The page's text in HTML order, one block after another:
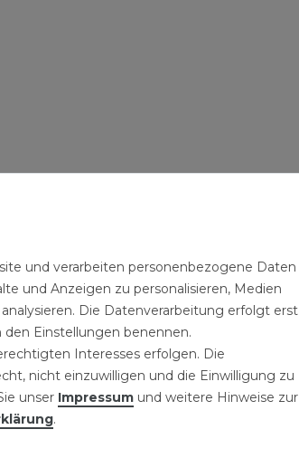
und verarbeiten personenbezogene Daten
und Anzeigen zu personalisieren, Medien
Die Datenverarbeitung erfolgt erst
Einstellungen benennen.
Interesses erfolgen. Die
nicht einzuwilligen und die Einwilligung zu
unser Impressum und weitere Hinweise zur
.